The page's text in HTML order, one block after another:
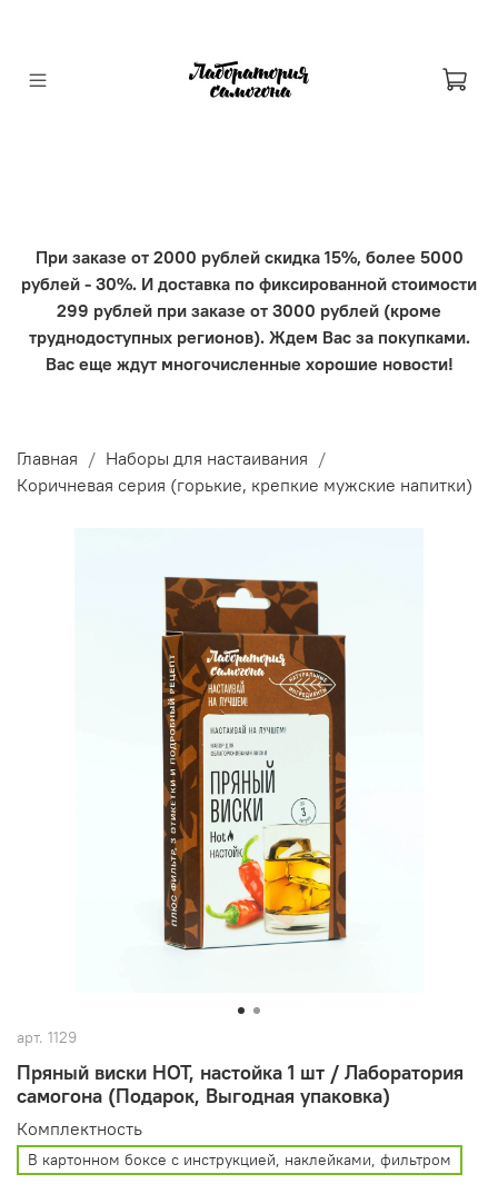
При заказе от 2000 рублей скидка 15%, более 5000
рублей - 30%. И доставка по фиксированной стоимости
299 рублей при заказе от 3000 рублей (кроме
труднодоступных регионов). Ждем Вас за покупками.
Вас еще ждут многочисленные хорошие новости!
Главная
Наборы для настаивания
Коричневая серия (горькие, крепкие мужские напитки)
арт. 1129
Пряный виски HOT, настойка 1 шт / Лаборатория
самогона (Подарок, Выгодная упаковка)
Комплектность
В картонном боксе с инструкцией, наклейками, фильтром